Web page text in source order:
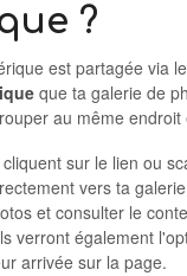
?
est partagée via
que ta galerie de
au même endroit
sur le lien ou
vers ta
et consulter le
verront également
arrivée sur la page.